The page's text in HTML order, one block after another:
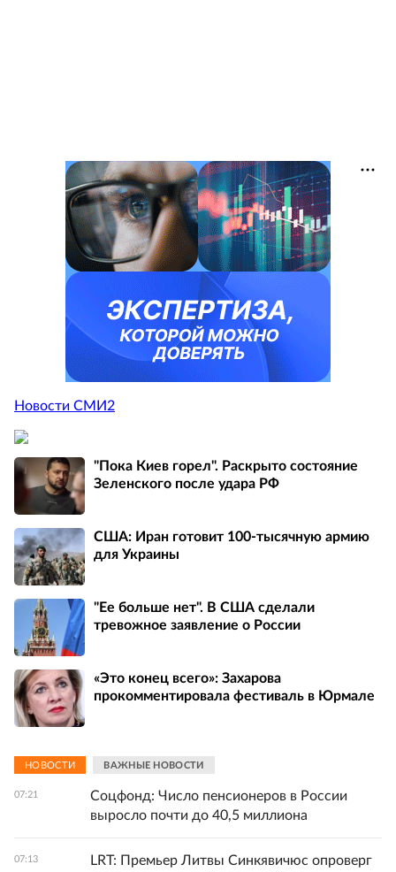
Новости СМИ2
"Пока Киев горел". Раскрыто состояние
Зеленского после удара РФ
США: Иран готовит 100-тысячную армию
для Украины
"Ее больше нет". В США сделали
тревожное заявление о России
«Это конец всего»: Захарова
прокомментировала фестиваль в Юрмале
НОВОСТИ ВАЖНЫЕ НОВОСТИ
07:21
Соцфонд: Число пенсионеров в России
выросло почти до 40,5 миллиона
07:13
LRT: Премьер Литвы Синкявичюс опроверг